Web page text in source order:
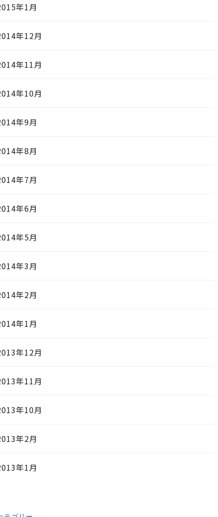
年1月
年12月
年11月
年10月
年9月
年8月
年7月
年6月
年5月
年3月
年2月
年1月
年12月
年11月
年10月
年2月
年1月